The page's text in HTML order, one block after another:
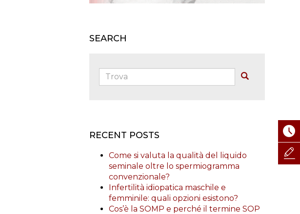
SEARCH
Trova:
RECENT POSTS
Come si valuta la qualità del liquido
seminale oltre lo spermiogramma
convenzionale?
Infertilità idiopatica maschile e
femminile: quali opzioni esistono?
Cos’è la SOMP e perché il termine SOP